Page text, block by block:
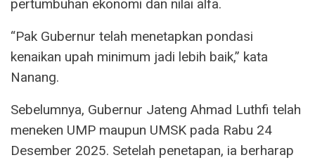
pertumbuhan ekonomi dan nilai alfa.
“Pak Gubernur telah menetapkan pondasi
kenaikan upah minimum jadi lebih baik,” kata
Nanang.
Sebelumnya, Gubernur Jateng Ahmad Luthfi telah
meneken UMP maupun UMSK pada Rabu 24
Desember 2025. Setelah penetapan, ia berharap